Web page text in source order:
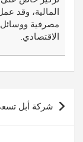
المالية، وقد
مصرفية ووسائل
الاقتصادي.
تصفّح
المقالات
شركة أبل